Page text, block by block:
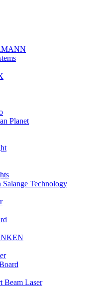
Planet
Technology
Beam Laser